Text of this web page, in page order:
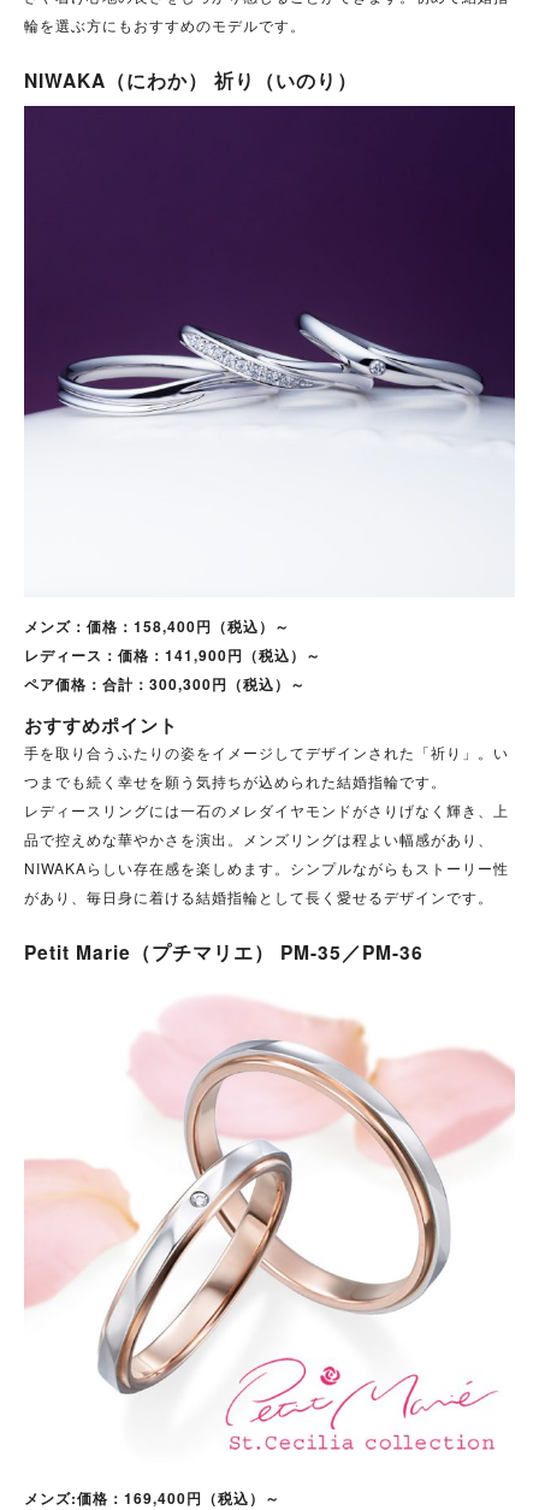
輪を選ぶ方にもおすすめのモデルです。
NIWAKA（にわか） 祈り（いのり）
メンズ：価格：158,400円（税込）～
レディース：価格：141,900円（税込）～
ペア価格：合計：300,300円（税込）～
おすすめポイント
手を取り合うふたりの姿をイメージしてデザインされた「祈り」。い
つまでも続く幸せを願う気持ちが込められた結婚指輪です。
レディースリングには一石のメレダイヤモンドがさりげなく輝き、上
品で控えめな華やかさを演出。メンズリングは程よい幅感があり、
NIWAKAらしい存在感を楽しめます。 シンプルながらもストーリー性
があり、毎日身に着ける結婚指輪として長く愛せるデザインです。
Petit Marie（プチマリエ） PM-35／PM-36
メンズ:価格：169,400円（税込）～